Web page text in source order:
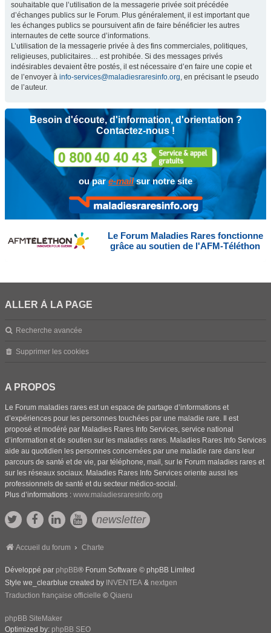
souhaitable que l’utilisation de la messagerie privée soit précédée
d’échanges publics sur le Forum. Plus généralement, il est important que
les échanges publics se poursuivent afin de faire bénéficier les autres
internautes de cette source d’informations.
L’utilisation de la messagerie privée à des fins commerciales, politiques,
religieuses, publicitaires… est prohibée. Si des messages privés
indésirables devaient être postés, il est nécessaire d’en faire une copie et
de l’envoyer à info-services@maladiesraresinfo.org, en précisant le pseudo
de l’auteur.
Besoin d'écoute, d'information, d'orientation ?
Contactez-nous !
ou pare-mailsur notre site
Le Forum Maladies Rares fonctionne
grâce au soutien de l'AFM-Téléthon
ALLER À LA PAGE
Recherche avancée
Supprimer les cookies
A PROPOS
Le Forum maladies rares est un espace de partage d’informations et
d’expériences pour les personnes touchées par une maladie rare. Il est
proposé et modéré par Maladies Rares Info Services, service national
d’information et de soutien sur les maladies rares. Maladies Rares Info Services
aide au quotidien les personnes concernées par une maladie rare dans leur
parcours de santé et de vie, par téléphone, mail, sur le Forum maladies rares et
sur les réseaux sociaux. Maladies Rares Info Services oriente aussi les
professionnels de santé et du secteur médico-social.
Plus d’informations : www.maladiesraresinfo.org
newsletter
Accueil du forum Charte
Développé par phpBB® Forum Software © phpBB Limited
Style we_clearblue created by INVENTEA & nextgen
Traduction française officielle © Qiaeru
phpBB SiteMaker
Optimized by: phpBB SEO